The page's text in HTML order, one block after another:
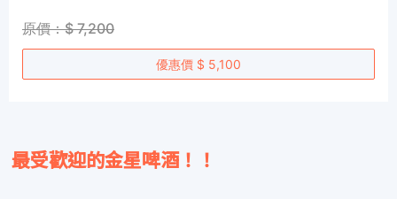
原價：$ 7,200
優惠價 $ 5,100
最受歡迎的金星啤酒！！